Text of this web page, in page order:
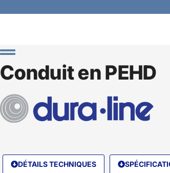
Conduit en PEHD
DÉTAILS TECHNIQUES